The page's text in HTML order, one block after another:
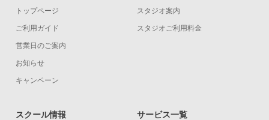
トップページ
ご利用ガイド
営業日のご案内
お知らせ
キャンペーン
スタジオ案内
スタジオご利用料金
スクール情報 サービス一覧